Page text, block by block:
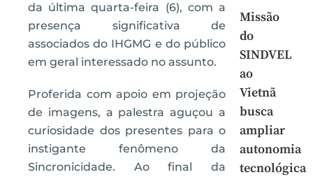
da última quarta-feira (6), com a
presença significativa de
associados do IHGMG e do público
em geral interessado no assunto.
Proferida com apoio em projeção
de imagens, a palestra aguçou a
curiosidade dos presentes para o
instigante fenômeno da
Sincronicidade. Ao final da
Missão
do
SINDVEL
ao
Vietnã
busca
ampliar
autonomia
tecnológica